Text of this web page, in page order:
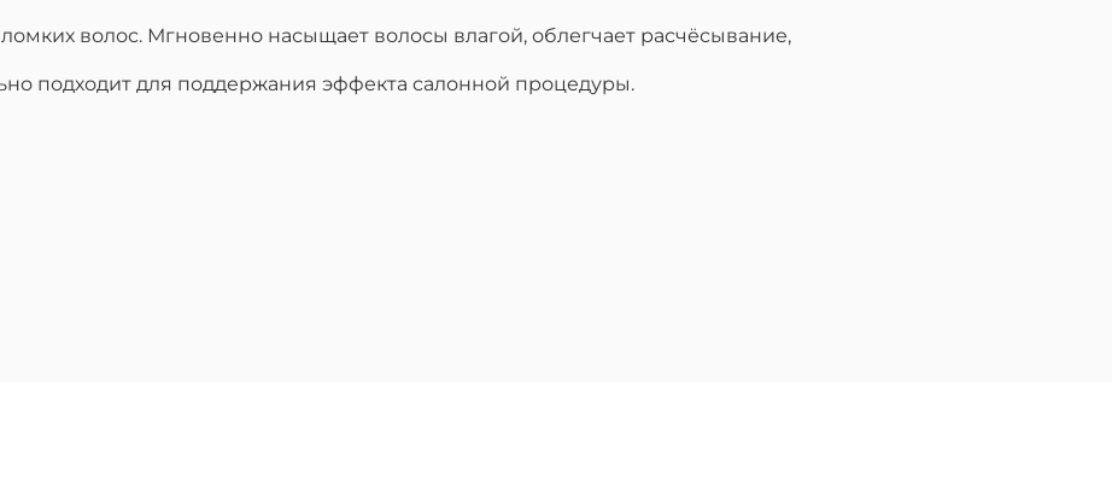
волос. Мгновенно насыщает волосы влагой, облегчает расчёсывание,
подходит для поддержания эффекта салонной процедуры.